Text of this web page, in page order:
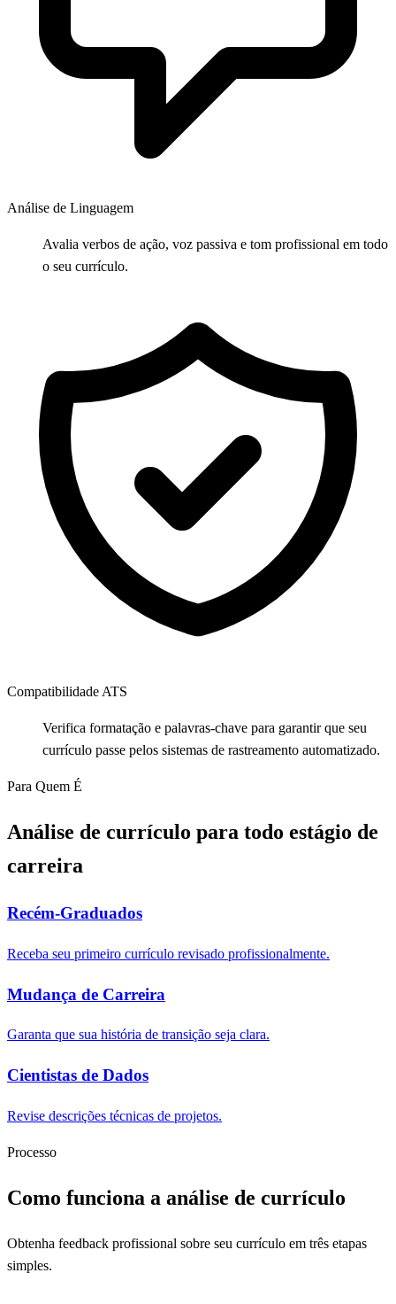
Análise de Linguagem
Avalia verbos de ação, voz passiva e tom profissional em todo
o seu currículo.
Compatibilidade ATS
Verifica formatação e palavras-chave para garantir que seu
currículo passe pelos sistemas de rastreamento automatizado.
Para Quem É
Análise de currículo para todo estágio de
carreira
Recém-Graduados
Receba seu primeiro currículo revisado profissionalmente.
Mudança de Carreira
Garanta que sua história de transição seja clara.
Cientistas de Dados
Revise descrições técnicas de projetos.
Processo
Como funciona a análise de currículo
Obtenha feedback profissional sobre seu currículo em três etapas
simples.